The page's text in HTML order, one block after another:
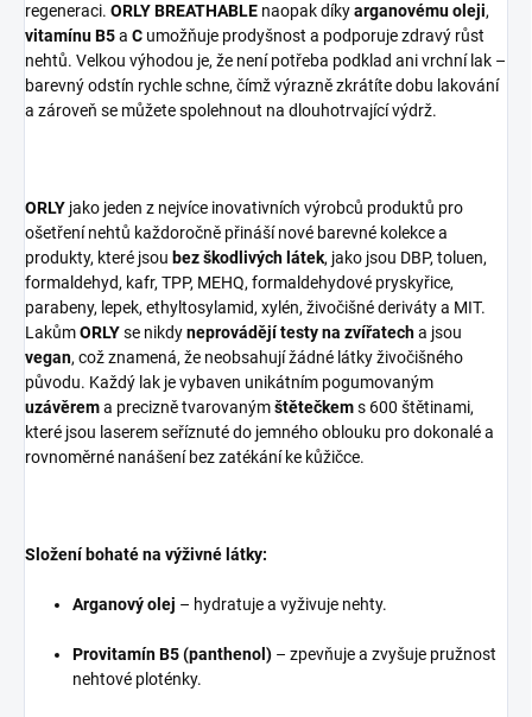
regeneraci. ORLY BREATHABLE naopak díkyarganovému oleji,
vitamínu B5a C umožňuje prodyšnost a podporuje zdravý růst
nehtů. Velkou výhodou je, že není potřeba podklad ani vrchní lak –
barevný odstín rychle schne, čímž výrazně zkrátíte dobu lakování
a zároveň se můžete spolehnout na dlouhotrvající výdrž.
ORLY jako jeden z nejvíce inovativních výrobců produktů pro
ošetření nehtů každoročně přináší nové barevné kolekce a
produkty, které jsou bez škodlivých látek, jako jsou DBP, toluen,
formaldehyd, kafr, TPP, MEHQ, formaldehydové pryskyřice,
parabeny, lepek, ethyltosylamid, xylén, živočišné deriváty a MIT.
LakůmORLYse nikdyneprovádějí testy na zvířatecha jsou
vegan, což znamená, že neobsahují žádné látky živočišného
původu. Každý lak je vybaven unikátním pogumovaným
uzávěrema precizně tvarovanýmštětečkems 600 štětinami,
které jsou laserem seříznuté do jemného oblouku pro dokonalé a
rovnoměrné nanášení bez zatékání ke kůžičce.
Složení bohaté na výživné látky:
Arganový olej – hydratuje a vyživuje nehty.
Provitamín B5 (panthenol) – zpevňuje a zvyšuje pružnost
nehtové ploténky.